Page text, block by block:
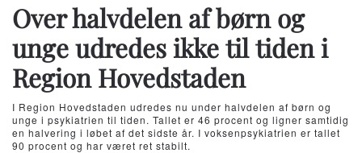
Over halvdelen af børn og
unge udredes ikke til tiden i
Region Hovedstaden
I Region Hovedstaden udredes nu under halvdelen af børn og
unge i psykiatrien til tiden. Tallet er 46 procent og ligner samtidig
en halvering i løbet af det sidste år. I voksenpsykiatrien er tallet
90 procent og har været ret stabilt.